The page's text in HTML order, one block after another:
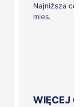
Najniższa
mies.
WIĘCEJ